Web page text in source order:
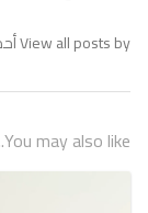
View all posts by أحمد سمارة
You may also like...